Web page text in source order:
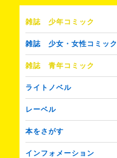
雑誌 少年コミック
雑誌 少女・女性コミック
雑誌 青年コミック
ライトノベル
レーベル
本をさがす
インフォメーション